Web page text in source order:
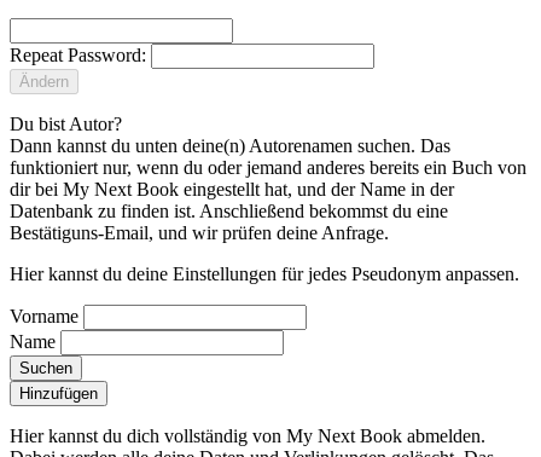
Repeat Password:
Ändern
Du bist Autor?
Dann kannst du unten deine(n) Autorenamen suchen. Das
funktioniert nur, wenn du oder jemand anderes bereits ein Buch von
dir bei My Next Book eingestellt hat, und der Name in der
Datenbank zu finden ist. Anschließend bekommst du eine
Bestätiguns-Email, und wir prüfen deine Anfrage.
Hier kannst du deine Einstellungen für jedes Pseudonym anpassen.
Vorname
Name
Suchen
Hinzufügen
Hier kannst du dich vollständig von My Next Book abmelden.